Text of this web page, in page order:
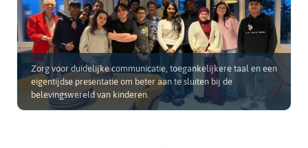
Zorg voor duidelijke communicatie, toegankelijkere taal en een
eigentijdse presentatie om beter aan te sluiten bij de
belevingswereld van kinderen.